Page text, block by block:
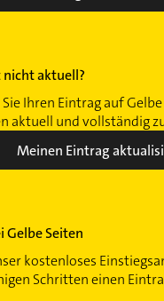
aktuell?
Ihren Eintrag auf
aktuell und vollständig
Meinen Eintrag
Gelbe Seiten
kostenloses
Schritten einen